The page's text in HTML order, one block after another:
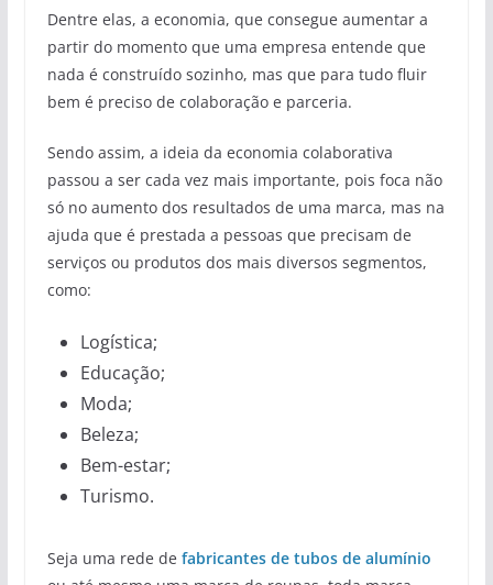
Dentre elas, a economia, que consegue aumentar a
partir do momento que uma empresa entende que
nada é construído sozinho, mas que para tudo fluir
bem é preciso de colaboração e parceria.
Sendo assim, a ideia da economia colaborativa
passou a ser cada vez mais importante, pois foca não
só no aumento dos resultados de uma marca, mas na
ajuda que é prestada a pessoas que precisam de
serviços ou produtos dos mais diversos segmentos,
como:
Logística;
Educação;
Moda;
Beleza;
Bem-estar;
Turismo.
Seja uma rede de fabricantes de tubos de alumínio